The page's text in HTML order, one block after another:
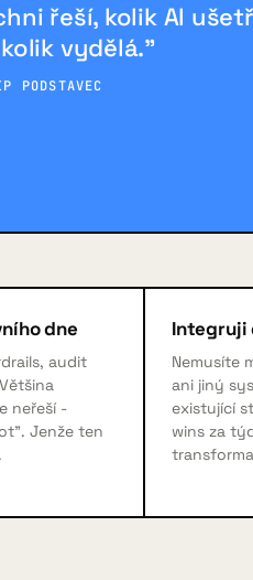
řeší, kolik AI
vydělá."
dne
audit
neřeší -
Jenže ten
Integruji
Nemusíte
ani jiný
existující
wins za